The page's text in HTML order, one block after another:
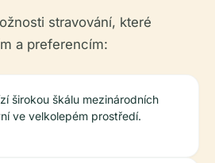
stravování, které
a preferencím:
širokou škálu mezinárodních
ve velkolepém prostředí.